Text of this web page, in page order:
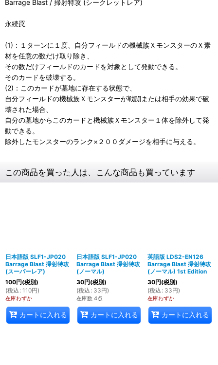
Barrage Blast / 掃射特攻 (シークレットレア)
永続罠
(1)：１ターンに１度、自分フィールドの機械族ＸモンスターのＸ素
材を任意の数だけ取り除き、
その数だけフィールドのカードを対象として発動できる。
そのカードを破壊する。
(2)：このカードが墓地に存在する状態で、
自分フィールドの機械族Ｘモンスターが戦闘または相手の効果で破
壊された場合、
自分の墓地からこのカードと機械族Ｘモンスター１体を除外して発
動できる。
除外したモンスターのランク×２００ダメージを相手に与える。
この商品を買った人は、こんな商品も買っています
日本語版 SLF1-JP020
Barrage Blast 掃射特攻
(スーパーレア)
100円(税別)
(税込 : 110円)
在庫わずか
カートに入れる
日本語版 SLF1-JP020
Barrage Blast 掃射特攻
(ノーマル)
30円(税別)
(税込 : 33円)
在庫数 4点
カートに入れる
英語版 LDS2-EN126
Barrage Blast 掃射特攻
(ノーマル) 1st Edition
30円(税別)
(税込 : 33円)
在庫わずか
カートに入れる